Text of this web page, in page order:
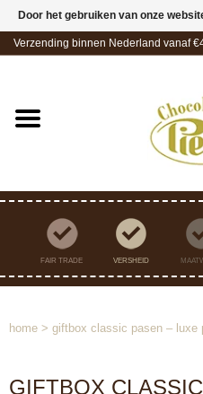
Verzending binnen Nederland vanaf
FAIR TRADE VERSHEID
home > giftbox classic pasen – luxe
GIFTBOX
Door het gebruiken van onze
cookies om onze website te
Meer